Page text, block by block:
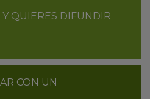
QUIERES DIFUNDIR
CON UN